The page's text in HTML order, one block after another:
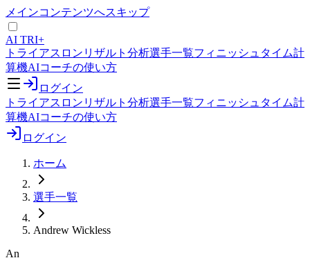
メインコンテンツへスキップ
AI TRI+
トライアスロンリザルト分析選手一覧フィニッシュタイム計
算機AIコーチの使い方
ログイン
トライアスロンリザルト分析選手一覧フィニッシュタイム計
算機AIコーチの使い方
ログイン
ホーム
選手一覧
Andrew Wickless
An